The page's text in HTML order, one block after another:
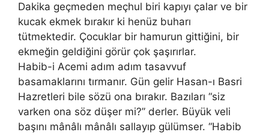
Dakika geçmeden meçhul biri kapıyı çalar ve bir
kucak ekmek bırakır ki henüz buharı
tütmektedir. Çocuklar bir hamurun gittiğini, bir
ekmeğin geldiğini görür çok şaşırırlar.
Habib-i Acemi adım adım tasavvuf
basamaklarını tırmanır. Gün gelir Hasan-ı Basri
Hazretleri bile sözü ona bırakır. Bazıları “siz
varken ona söz düşer mi?” derler. Büyük veli
başını mânâlı mânâlı sallayıp gülümser. “Habib